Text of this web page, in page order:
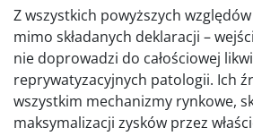
Z wszystkich powyższych
mimo składanych deklaracji –
nie doprowadzi do całościowej
reprywatyzacyjnych patologii. Ich
wszystkim mechanizmy rynkowe,
maksymalizacji zysków przez